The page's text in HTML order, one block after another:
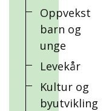
Oppvekst
barn og
unge
Levekår
Kultur og
byutvikling